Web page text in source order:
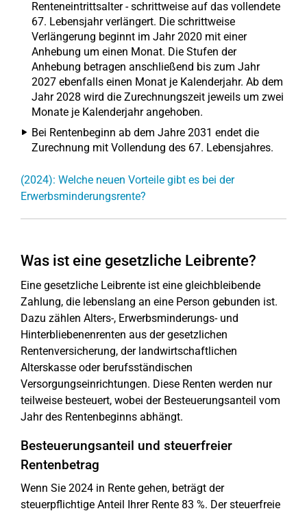
Renteneintrittsalter - schrittweise auf das vollendete
67. Lebensjahr verlängert. Die schrittweise
Verlängerung beginnt im Jahr 2020 mit einer
Anhebung um einen Monat. Die Stufen der
Anhebung betragen anschließend bis zum Jahr
2027 ebenfalls einen Monat je Kalenderjahr. Ab dem
Jahr 2028 wird die Zurechnungszeit jeweils um zwei
Monate je Kalenderjahr angehoben.
Bei Rentenbeginn ab dem Jahre 2031 endet die
Zurechnung mit Vollendung des 67. Lebensjahres.
(2024): Welche neuen Vorteile gibt es bei der
Erwerbsminderungsrente?
Was ist eine gesetzliche Leibrente?
Eine gesetzliche Leibrente ist eine gleichbleibende
Zahlung, die lebenslang an eine Person gebunden ist.
Dazu zählen Alters-, Erwerbsminderungs- und
Hinterbliebenenrenten aus der gesetzlichen
Rentenversicherung, der landwirtschaftlichen
Alterskasse oder berufsständischen
Versorgungseinrichtungen. Diese Renten werden nur
teilweise besteuert, wobei der Besteuerungsanteil vom
Jahr des Rentenbeginns abhängt.
Besteuerungsanteil und steuerfreier
Rentenbetrag
Wenn Sie 2024 in Rente gehen, beträgt der
steuerpflichtige Anteil Ihrer Rente 83 %. Der steuerfreie